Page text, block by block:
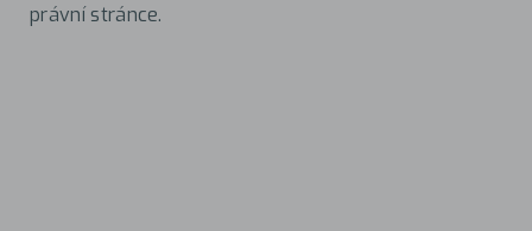
právní stránce.